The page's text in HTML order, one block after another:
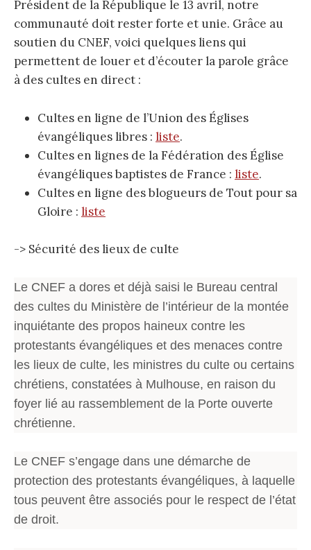
Président de la République le 13 avril, notre
communauté doit rester forte et unie. Grâce au
soutien du CNEF, voici quelques liens qui
permettent de louer et d’écouter la parole grâce
à des cultes en direct :
Cultes en ligne de l’Union des Églises
évangéliques libres : liste.
Cultes en lignes de la Fédération des Église
évangéliques baptistes de France : liste.
Cultes en ligne des blogueurs de Tout pour sa
Gloire : liste
-> Sécurité des lieux de culte
Le CNEF a dores et déjà saisi le Bureau central
des cultes du Ministère de l’intérieur de la montée
inquiétante des propos haineux contre les
protestants évangéliques et des menaces contre
les lieux de culte, les ministres du culte ou certains
chrétiens, constatées à Mulhouse, en raison du
foyer lié au rassemblement de la Porte ouverte
chrétienne.
Le CNEF s’engage dans une démarche de
protection des protestants évangéliques, à laquelle
tous peuvent être associés pour le respect de l’état
de droit.